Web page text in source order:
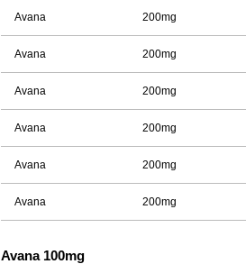
Avana 200mg
Avana 200mg
Avana 200mg
Avana 200mg
Avana 200mg
Avana 200mg
Avana 100mg